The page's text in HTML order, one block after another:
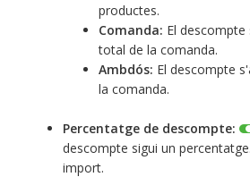
productes.
Comanda: El
total de la comanda.
Ambdós: El descompte
la comanda.
Percentatge de descompte:
descompte sigui un
import.